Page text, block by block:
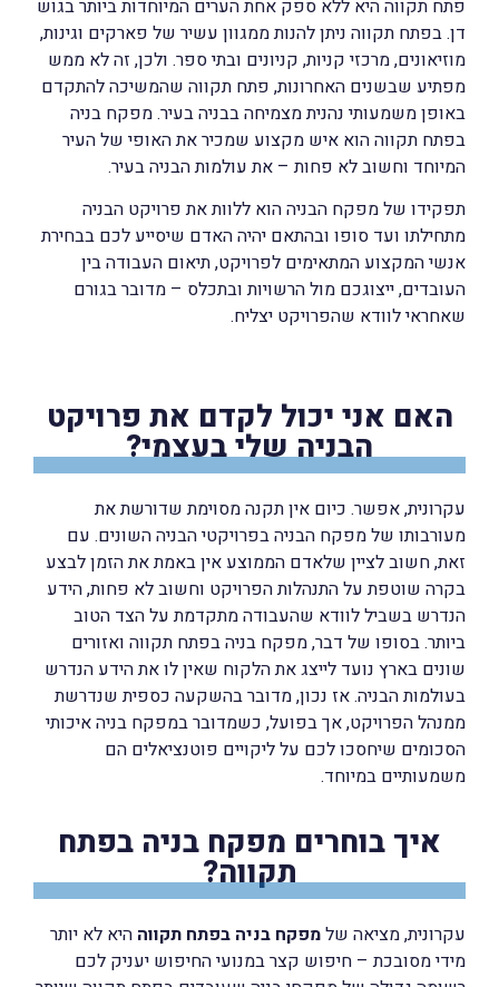
פתח תקווה היא ללא ספק אחת הערים המיוחדות ביותר בגוש
דן. בפתח תקווה ניתן להנות ממגוון עשיר של פארקים וגינות,
מוזיאונים, מרכזי קניות, קניונים ובתי ספר. ולכן, זה לא ממש
מפתיע שבשנים האחרונות, פתח תקווה שהמשיכה להתקדם
באופן משמעותי נהנית מצמיחה בבניה בעיר. מפקח בניה
בפתח תקווה הוא איש מקצוע שמכיר את האופי של העיר
המיוחד וחשוב לא פחות – את עולמות הבניה בעיר.
תפקידו של מפקח הבניה הוא ללוות את פרויקט הבניה
מתחילתו ועד סופו ובהתאם יהיה האדם שיסייע לכם בבחירת
אנשי המקצוע המתאימים לפרויקט, תיאום העבודה בין
העובדים, ייצוגכם מול הרשויות ובתכלס – מדובר בגורם
שאחראי לוודא שהפרויקט יצליח.
האם אני יכול לקדם את פרויקט
הבניה שלי בעצמי?
עקרונית, אפשר. כיום אין תקנה מסוימת שדורשת את
מעורבותו של מפקח הבניה בפרויקטי הבניה השונים. עם
זאת, חשוב לציין שלאדם הממוצע אין באמת את הזמן לבצע
בקרה שוטפת על התנהלות הפרויקט וחשוב לא פחות, הידע
הנדרש בשביל לוודא שהעבודה מתקדמת על הצד הטוב
ביותר. בסופו של דבר, מפקח בניה בפתח תקווה ואזורים
שונים בארץ נועד לייצג את הלקוח שאין לו את הידע הנדרש
בעולמות הבניה. אז נכון, מדובר בהשקעה כספית שנדרשת
ממנהל הפרויקט, אך בפועל, כשמדובר במפקח בניה איכותי
הסכומים שיחסכו לכם על ליקויים פוטנציאלים הם
משמעותיים במיוחד.
איך בוחרים מפקח בניה בפתח
תקווה?
עקרונית, מציאה שלמפקח בניה בפתח תקווה היא לא יותר
מידי מסובכת – חיפוש קצר במנועי החיפוש יעניק לכם